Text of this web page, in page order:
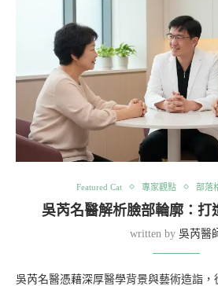
Featured Cat 專家觀點 部落
吳芮名醫解析臉部輪廓：打
written by 吳芮醫
吳芮名醫憑藉深厚醫學背景與藝術造詣